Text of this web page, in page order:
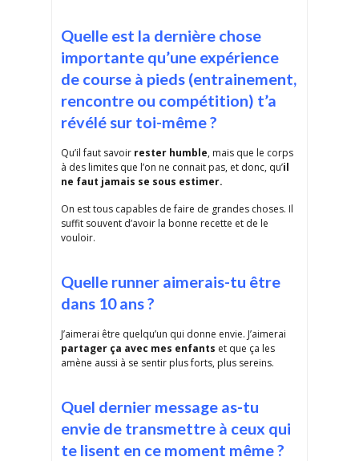
Quelle est la dernière chose
importante qu’une expérience
de course à pieds (entrainement,
rencontre ou compétition) t’a
révélé sur toi-même ?
Qu’il faut savoir rester humble, mais que le corps
à des limites que l’on ne connait pas, et donc, qu’il
ne faut jamais se sous estimer.
On est tous capables de faire de grandes choses. Il
suffit souvent d’avoir la bonne recette et de le
vouloir.
Quelle runner aimerais-tu être
dans 10 ans ?
J’aimerai être quelqu’un qui donne envie. J’aimerai
partager ça avec mes enfants et que ça les
amène aussi à se sentir plus forts, plus sereins.
Quel dernier message as-tu
envie de transmettre à ceux qui
te lisent en ce moment même ?